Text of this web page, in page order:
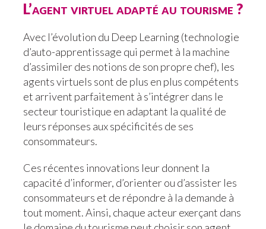
L’agent virtuel adapté au tourisme ?
Avec l’évolution du Deep Learning (technologie
d’auto-apprentissage qui permet à la machine
d’assimiler des notions de son propre chef), les
agents virtuels sont de plus en plus compétents
et arrivent parfaitement à s’intégrer dans le
secteur touristique en adaptant la qualité de
leurs réponses aux spécificités de ses
consommateurs.
Ces récentes innovations leur donnent la
capacité d’informer, d’orienter ou d’assister les
consommateurs et de répondre à la demande à
tout moment. Ainsi, chaque acteur exerçant dans